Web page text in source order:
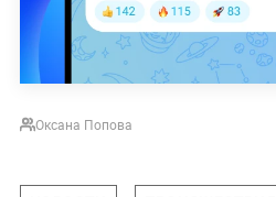
Оксана Попова